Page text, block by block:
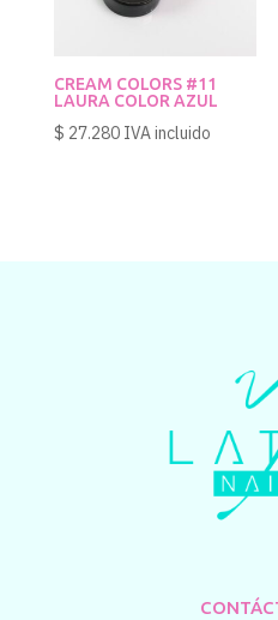
CREAM COLORS #11
LAURA COLOR AZUL
$ 27.280 IVA incluido